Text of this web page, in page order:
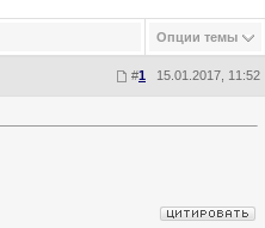
Опции темы
#1 15.01.2017, 11:52